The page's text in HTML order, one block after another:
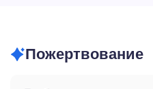
Пожертвование